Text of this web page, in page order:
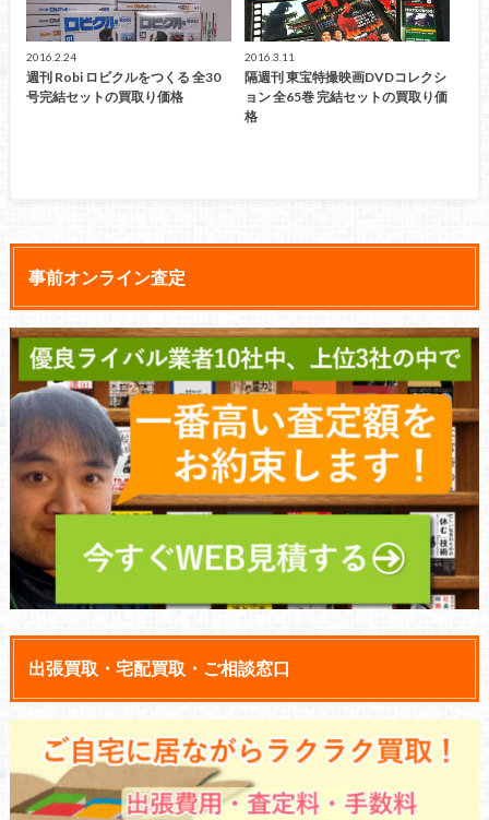
2016.2.24
週刊 Robi ロビクルをつくる 全30
号完結セットの買取り価格
2016.3.11
隔週刊 東宝特撮映画DVDコレクシ
ョン 全65巻 完結セットの買取り価
格
事前オンライン査定
出張買取・宅配買取・ご相談窓口